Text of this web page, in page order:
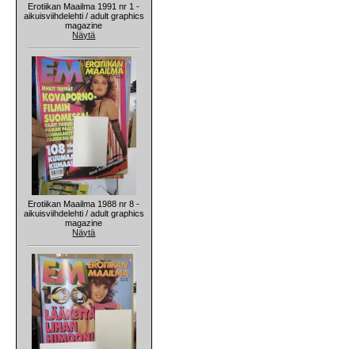
Erotiikan Maailma 1991 nr 1 -
aikuisviihdelehti / adult graphics
magazine
Näytä
Erotiikan Maailma 1988 nr 8 -
aikuisviihdelehti / adult graphics
magazine
Näytä